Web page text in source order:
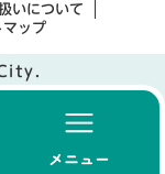
いについて
マップ